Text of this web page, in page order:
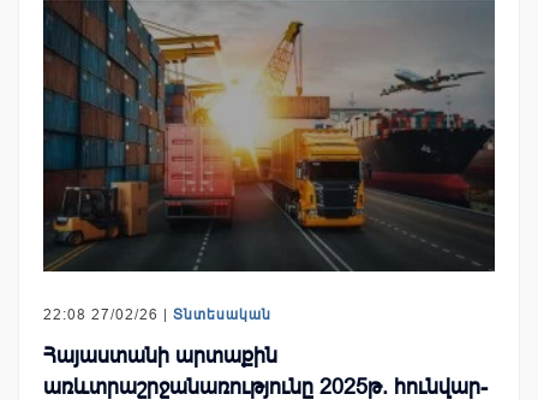
22:08 27/02/26 | Տնտեսական
Հայաստանի արտաքին
առևտրաշրջանառությունը 2025թ. հունվար-